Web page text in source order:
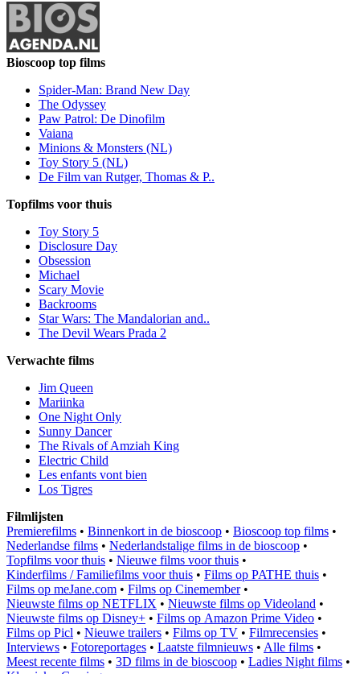
Bioscoop top films
Spider-Man: Brand New Day
The Odyssey
Paw Patrol: De Dinofilm
Vaiana
Minions & Monsters (NL)
Toy Story 5 (NL)
De Film van Rutger, Thomas & P..
Topfilms voor thuis
Toy Story 5
Disclosure Day
Obsession
Michael
Scary Movie
Backrooms
Star Wars: The Mandalorian and..
The Devil Wears Prada 2
Verwachte films
Jim Queen
Mariinka
One Night Only
Sunny Dancer
The Rivals of Amziah King
Electric Child
Les enfants vont bien
Los Tigres
Filmlijsten
Premierefilms • Binnenkort in de bioscoop • Bioscoop top films •
Nederlandse films • Nederlandstalige films in de bioscoop •
Topfilms voor thuis • Nieuwe films voor thuis •
Kinderfilms / Familiefilms voor thuis • Films op PATHE thuis •
Films op meJane.com • Films op Cinemember•
Nieuwste films op NETFLIX • Nieuwste films op Videoland •
Nieuwste films op Disney+ • Films op Amazon Prime Video •
Films op Picl • Nieuwe trailers • Films op TV • Filmrecensies •
Interviews • Fotoreportages • Laatste filmnieuws • Alle films •
Meest recente films • 3D films in de bioscoop • Ladies Night films •